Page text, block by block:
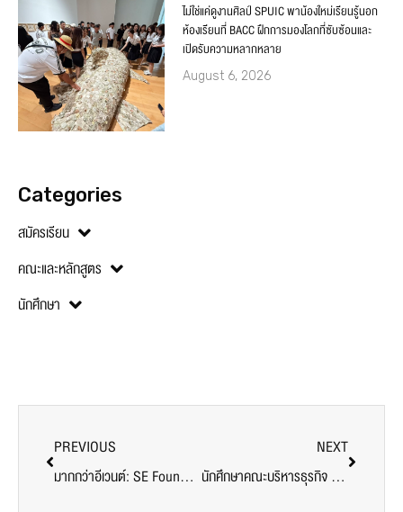
ไม่ใช่แค่ดูงานศิลป์ SPUIC พาน้องใหม่เรียนรู้นอก
ห้องเรียนที่ BACC ฝึกการมองโลกที่ซับซ้อนและ
เปิดรับความหลากหลาย
August 6, 2026
Categories
สมัครเรียน
คณะและหลักสูตร
นักศึกษา
PREVIOUS
มากกว่าอีเวนต์: SE Founders’ Day 2025 คือภาพสะท้อนระบบนิเวศการเรียนรู้จริงของ SPU
NEXT
นักศึกษาคณะบริหารธุรกิจ SPU คว้าสิทธิ์เข้าร่วม ODOS Summer Camp หลักสูตรสุดเอ็กซ์คลูซีฟ ณ University of Essex ประเทศอังกฤษ